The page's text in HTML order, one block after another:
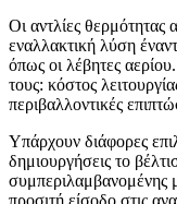
Οι αντλίες θερμότητας
εναλλακτική λύση
όπως οι λέβητες
τους: κόστος
περιβαλλοντικές
Υπάρχουν διάφορες
δημιουργήσεις το
συμπεριλαμβανομένης